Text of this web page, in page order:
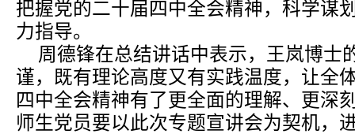
把握党的二十届四中全会精神，科学谋
力指导。
周德锋在总结讲话中表示，王岚博士
谨，既有理论高度又有实践温度，让全
四中全会精神有了更全面的理解、更深
师生党员要以此次专题宣讲会为契机，